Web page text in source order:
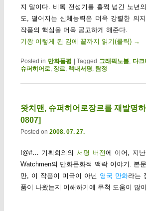
지 말이다. 비록 전성기를 훌쩍 넘긴 노년
도, 떨어지는 신체능력은 더욱 강렬한 의
작품의 핵심을 더욱 공고하게 해준다.
기왕 이렇게 된 김에 끝까지 읽기(클릭) →
Posted in 만화품평 |Tagged 그래픽노블, 다
슈퍼히어로, 장르, 책내서평, 탐정
왓치맨, 슈퍼히어로장르를 재발명
0807]
Posted on 2008. 07. 27.
!@#… 기획회의의 서평 버전에 이어, 지난
Watchmen의 만화문화적 맥락 이야기. 본
만, 이 작품이 미국이 아닌 영국 만화라는
품이 나왔는지 이해하기에 무척 도움이 많